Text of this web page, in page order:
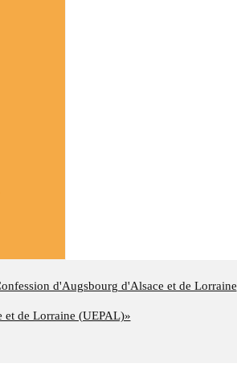
d'Augsbourg d'Alsace et de Lorraine
et de Lorraine (UEPAL)»